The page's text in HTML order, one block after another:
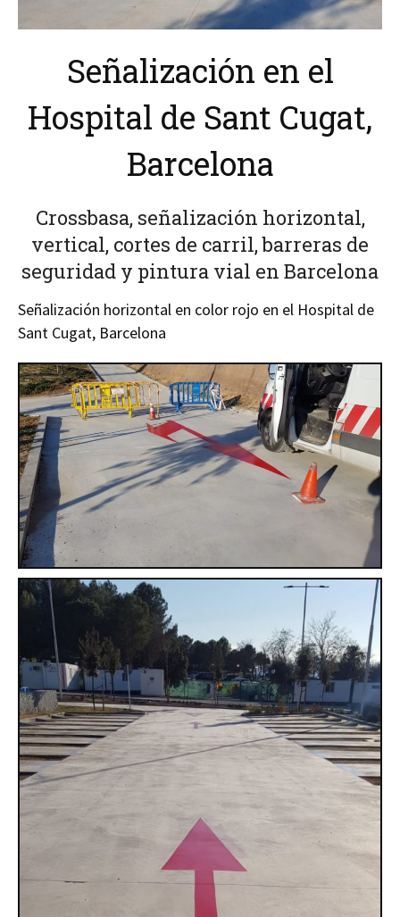
Señalización en el
Hospital de Sant Cugat,
Barcelona
Crossbasa, señalización horizontal,
vertical, cortes de carril, barreras de
seguridad y pintura vial en Barcelona
Señalización horizontal en color rojo en el Hospital de
Sant Cugat, Barcelona